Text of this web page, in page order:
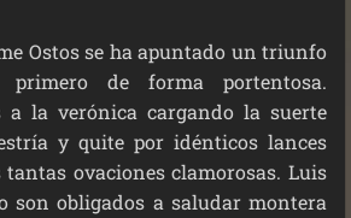
Ostos se ha apuntado un triunfo
de forma portentosa.
a la verónica cargando la suerte
y quite por idénticos lances
ovaciones clamorosas. Luis
son obligados a saludar montera